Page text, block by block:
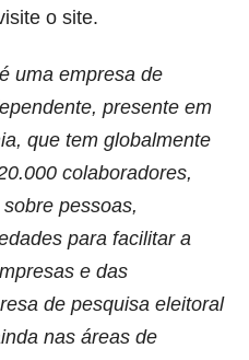
o site.
uma empresa de
presente em
que tem globalmente
colaboradores,
pessoas,
para facilitar a
e das
de pesquisa eleitoral
nas áreas de